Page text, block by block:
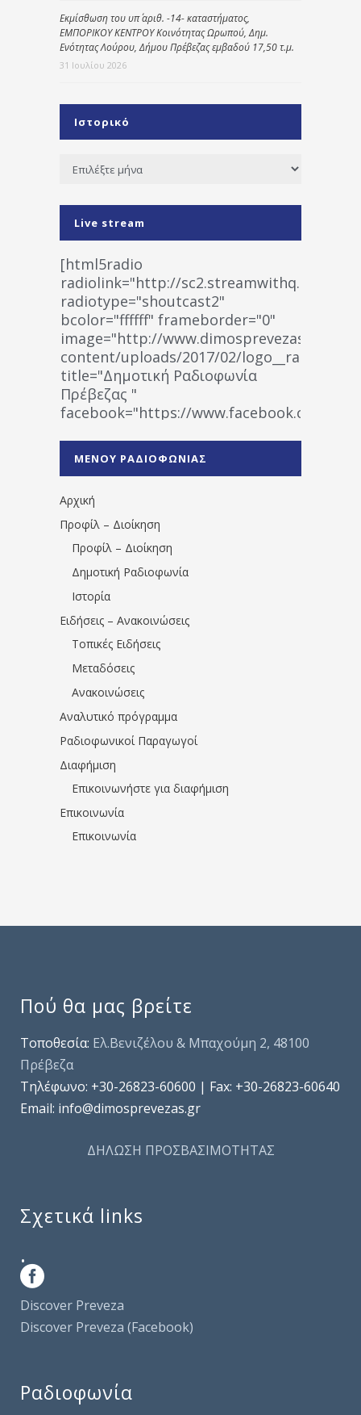
Εκμίσθωση του υπ΄ αριθ. -14- καταστήματος,
ΕΜΠΟΡΙΚΟΥ ΚΕΝΤΡΟΥ Κοινότητας Ωρωπού, Δημ.
Ενότητας Λούρου, Δήμου Πρέβεζας εμβαδού 17,50 τ.μ.
31 Ιουλίου 2026
Ιστορικό
Ιστορικό
Live stream
[html5radio
radiolink="http://
radiotype="shoutcast2"
bcolor="ffffff" frameborder="0"
image="http://www.dimosprevezas.gr/wp-
content/uploads/2017/02/
title="Δημοτική Ραδιοφωνία
Πρέβεζας "
facebook="https://www.facebook.com/
1531194763766854/" artist="" ]
ΜΕΝΟΥ ΡΑΔΙΟΦΩΝΙΑΣ
Αρχική
Προφίλ – Διοίκηση
Προφίλ – Διοίκηση
Δημοτική Ραδιοφωνία
Ιστορία
Ειδήσεις – Ανακοινώσεις
Τοπικές Ειδήσεις
Μεταδόσεις
Ανακοινώσεις
Αναλυτικό πρόγραμμα
Ραδιοφωνικοί Παραγωγοί
Διαφήμιση
Επικοινωνήστε για διαφήμιση
Επικοινωνία
Επικοινωνία
Πού θα μας βρείτε
Τοποθεσία: Ελ.Βενιζέλου & Μπαχούμη 2, 48100
Πρέβεζα
Τηλέφωνo: +30-26823-60600 | Fax: +30-26823-60640
Email: info@dimosprevezas.gr
ΔΗΛΩΣΗ ΠΡΟΣΒΑΣΙΜΟΤΗΤΑΣ
Σχετικά links
.
Discover Preveza
Discover Preveza (Facebook)
Ραδιοφωνία